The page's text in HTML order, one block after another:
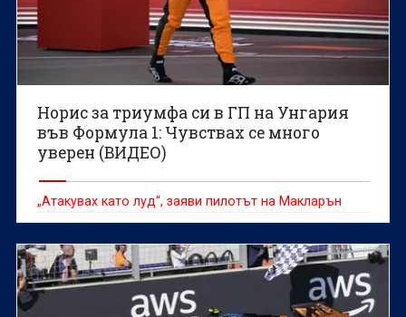
Норис за триумфа си в ГП на Унгария
във Формула 1: Чувствах се много
уверен (ВИДЕО)
„Атакувах като луд“, заяви пилотът на Макларън